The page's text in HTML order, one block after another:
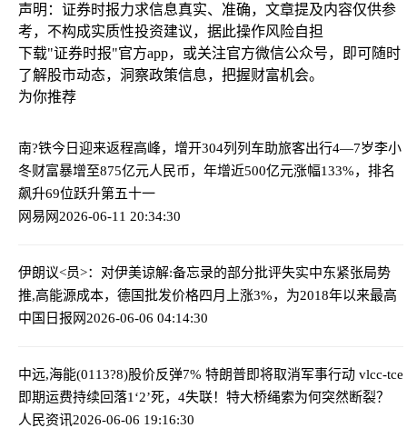
声明：证券时报力求信息真实、准确，文章提及内容仅供参
考，不构成实质性投资建议，据此操作风险自担
下载"证券时报"官方app，或关注官方微信公众号，即可随时
了解股市动态，洞察政策信息，把握财富机会。
为你推荐
南?铁今日迎来返程高峰，增开304列列车助旅客出行4—7岁李小
冬财富暴增至875亿元人民币，年增近500亿元涨幅133%，排名
飙升69位跃升第五十一
网易网2026-06-11 20:34:30
伊朗议<员>：对伊美谅解:备忘录的部分批评失实中东紧张局势
推,高能源成本，德国批发价格四月上涨3%，为2018年以来最高
中国日报网2026-06-06 04:14:30
中远,海能(0113?8)股价反弹7% 特朗普即将取消军事行动 vlcc-tce
即期运费持续回落1‘2’死，4失联！特大桥绳索为何突然断裂？
人民资讯2026-06-06 19:16:30